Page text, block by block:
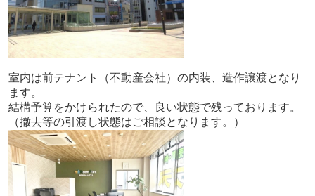
室内は前テナント（不動産会社）の内装、造作譲渡となり
ます。
結構予算をかけられたので、良い状態で残っております。
（撤去等の引渡し状態はご相談となります。）